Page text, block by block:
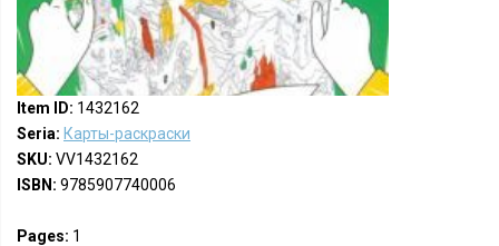
Item ID: 1432162
Seria: Карты-раскраски
SKU: VV1432162
ISBN: 9785907740006
Pages: 1